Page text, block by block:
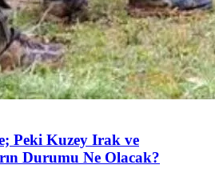
Peki Kuzey Irak ve
Durumu Ne Olacak?